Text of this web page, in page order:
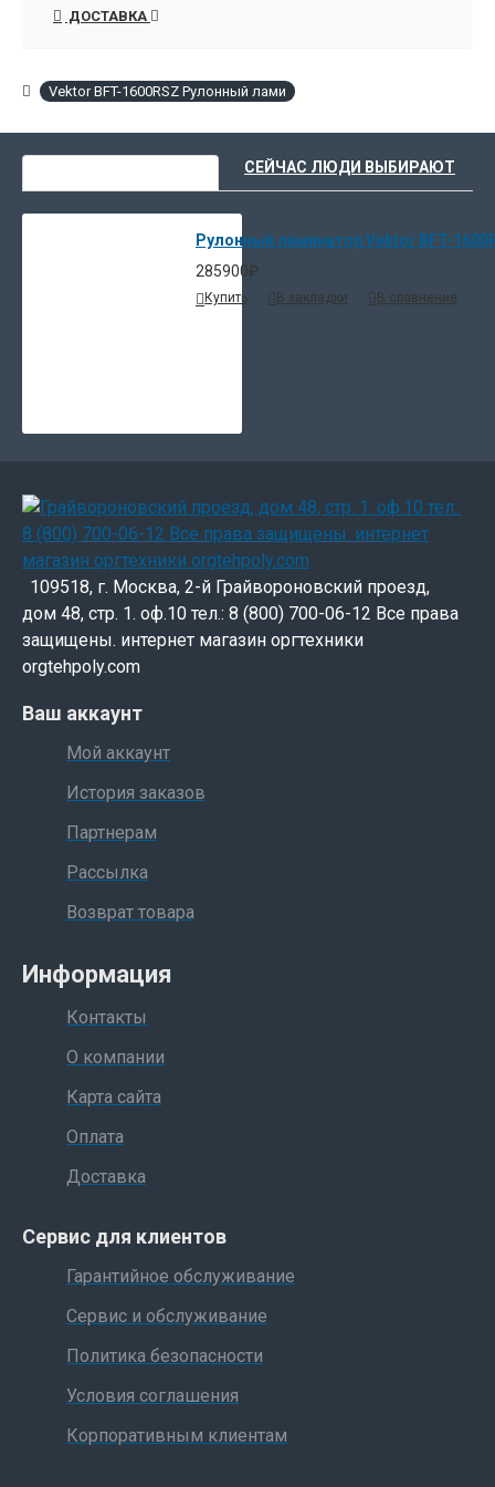
ДОСТАВКА
Vektor BFT-1600RSZ Рулонный лами
СЕЙЧАС ЛЮДИ ВЫБИРАЮТ
Рулонный ламинатор Vektor BFT-
285900₽
Купить В закладки В сравнение
109518, г. Москва, 2-й Грайвороновский проезд,
дом 48, стр. 1. оф.10 тел.: 8 (800) 700-06-12 Все права
защищены. интернет магазин оргтехники
orgtehpoly.com
Ваш аккаунт
Мой аккаунт
История заказов
Партнерам
Рассылка
Возврат товара
Информация
Контакты
О компании
Карта сайта
Оплата
Доставка
Сервис для клиентов
Гарантийное обслуживание
Сервис и обслуживание
Политика безопасности
Условия соглашения
Корпоративным клиентам